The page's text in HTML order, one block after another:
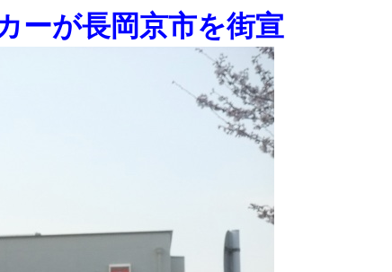
ーが長岡京市を街宣